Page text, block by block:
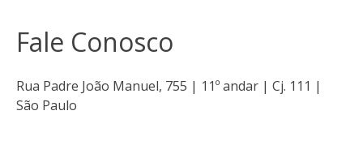
Fale Conosco
Rua Padre João Manuel, 755 | 11º andar | Cj. 111 |
São Paulo